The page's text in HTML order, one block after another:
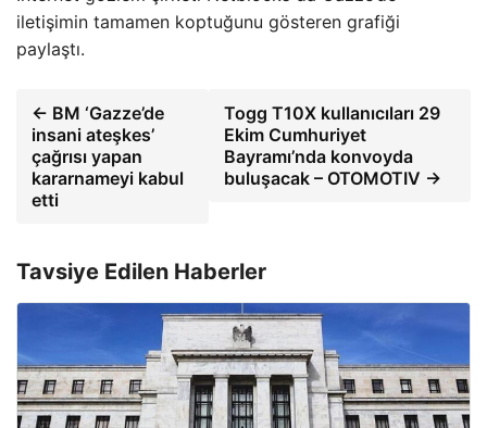
iletişimin tamamen koptuğunu gösteren grafiği
paylaştı.
← BM ‘Gazze’de
insani ateşkes’
çağrısı yapan
kararnameyi kabul
etti
Togg T10X kullanıcıları 29
Ekim Cumhuriyet
Bayramı’nda konvoyda
buluşacak – OTOMOTIV →
Tavsiye Edilen Haberler